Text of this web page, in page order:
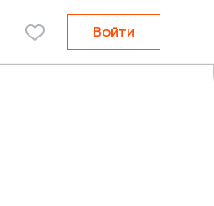
Войти